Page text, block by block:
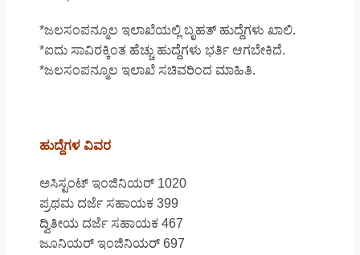
*ಜಲಸಂಪನ್ಮೂಲ ಇಲಾಖೆಯಲ್ಲಿ ಬೃಹತ್ ಹುದ್ದೆಗಳು ಖಾಲಿ.
*ಐದು ಸಾವಿರಕ್ಕಿಂತ ಹೆಚ್ಚು ಹುದ್ದೆಗಳು ಭರ್ತಿ ಆಗಬೇಕಿದೆ.
*ಜಲಸಂಪನ್ಮೂಲ ಇಲಾಖೆ ಸಚಿವರಿಂದ ಮಾಹಿತಿ.
ಹುದ್ದೆಗಳ ವಿವರ
ಅಸಿಸ್ಟಂಟ್‌ ಇಂಜಿನಿಯರ್ 1020
ಪ್ರಥಮ ದರ್ಜೆ ಸಹಾಯಕ 399
ದ್ವಿತೀಯ ದರ್ಜೆ ಸಹಾಯಕ 467
ಜೂನಿಯರ್ ಇಂಜಿನಿಯರ್ 697